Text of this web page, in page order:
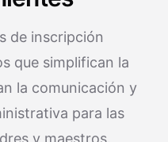
de inscripción
que simplifican la
la comunicación y
para las
y maestros.